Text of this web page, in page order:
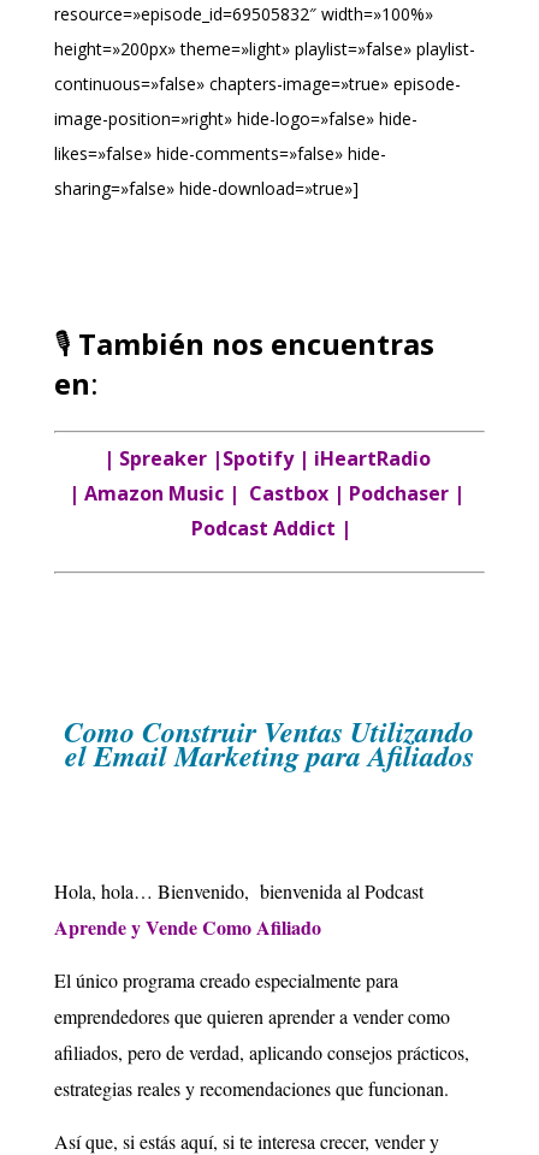
resource=»episode_id=69505832″ width=»100%»
height=»200px» theme=»light» playlist=»false» playlist-
continuous=»false» chapters-image=»true» episode-
image-position=»right» hide-logo=»false» hide-
likes=»false» hide-comments=»false» hide-
sharing=»false» hide-download=»true»]
🎙️ También nos encuentras
en:
| Spreaker|Spotify | iHeartRadio
|Amazon Music | Castbox | Podchaser |
Podcast Addict |
Como Construir Ventas Utilizando
el Email Marketing para Afiliados
Hola, hola… Bienvenido, bienvenida al Podcast
Aprende y Vende Como Afiliado
El único programa creado especialmente para
emprendedores que quieren aprender a vender como
afiliados, pero de verdad, aplicando consejos prácticos,
estrategias reales y recomendaciones que funcionan.
Así que, si estás aquí, si te interesa crecer, vender y